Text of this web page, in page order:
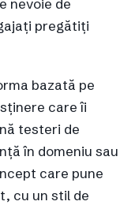
pregătiți
bazată pe
care îi
testeri de
în domeniu sau
care pune
cu un stil de